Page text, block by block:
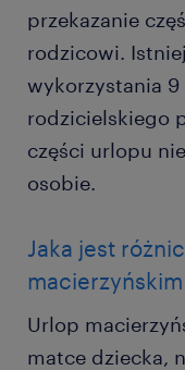
przekazanie
rodzicowi.
wykorzystania
rodzicielskiego
części urlopu
osobie.
Jaka jest
Urlop
matce dziecka,